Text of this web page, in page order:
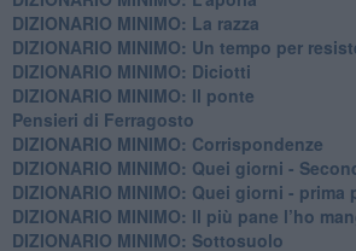
DIZIONARIO MINIMO: La razza
DIZIONARIO MINIMO: Un tempo per
DIZIONARIO MINIMO: Diciotti
DIZIONARIO MINIMO: Il ponte
Pensieri di Ferragosto
DIZIONARIO MINIMO: Corrispondenze
DIZIONARIO MINIMO: Quei giorni -
DIZIONARIO MINIMO: Quei giorni - prima
DIZIONARIO MINIMO: Il più pane l’ho
DIZIONARIO MINIMO: Sottosuolo